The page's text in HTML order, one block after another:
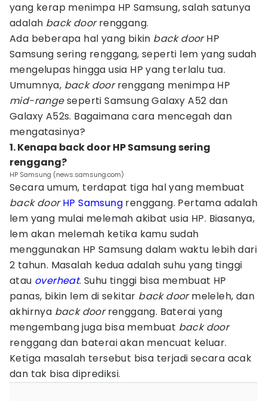
yang kerap menimpa HP Samsung, salah satunya
adalah back doorrenggang.
Ada beberapa hal yang bikin back doorHP
Samsung sering renggang, seperti lem yang sudah
mengelupas hingga usia HP yang terlalu tua.
Umumnya, back doorrenggang menimpa HP
mid-rangeseperti Samsung Galaxy A52 dan
Galaxy A52s. Bagaimana cara mencegah dan
mengatasinya?
1. Kenapa back door HP Samsung sering
renggang?
HP Samsung (news.samsung.com)
Secara umum, terdapat tiga hal yang membuat
back doorHP Samsung renggang. Pertama adalah
lem yang mulai melemah akibat usia HP. Biasanya,
lem akan melemah ketika kamu sudah
menggunakan HP Samsung dalam waktu lebih dari
2 tahun. Masalah kedua adalah suhu yang tinggi
atau overheat. Suhu tinggi bisa membuat HP
panas, bikin lem di sekitar back doormeleleh, dan
akhirnya back doorrenggang. Baterai yang
mengembang juga bisa membuat back door
renggang dan baterai akan mencuat keluar.
Ketiga masalah tersebut bisa terjadi secara acak
dan tak bisa diprediksi.